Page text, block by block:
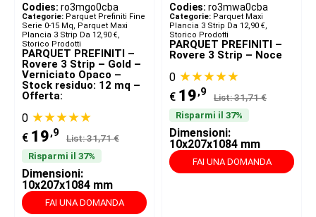
Codies: ro3mgo0cba
Categorie: Parquet Prefiniti Fine
Serie 0-15 Mq, Parquet Maxi
Plancia 3 Strip Da 12,90 €,
Storico Prodotti
PARQUET PREFINITI –
Rovere 3 Strip – Gold –
Verniciato Opaco –
Stock residuo: 12 mq –
Offerta:
0 ★★★★★
€ 19,9 List: 31,71 €
Risparmi il 37%
Dimensioni:
10x207x1084 mm
FAI UNA DOMANDA
Codies: ro3mwa0cba
Categorie: Parquet Maxi
Plancia 3 Strip Da 12,90 €,
Storico Prodotti
PARQUET PREFINITI –
Rovere 3 Strip – Noce
0 ★★★★★
€ 19,9 List: 31,71 €
Risparmi il 37%
Dimensioni:
10x207x1084 mm
FAI UNA DOMANDA